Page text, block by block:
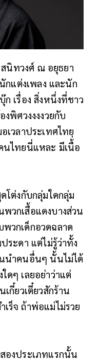
นิทวงศ์ ณ อยุธยา
กแต่งเพลง และนัก
เรื่อง สิ่งหนึ่งที่ชาว
พิศวงงงงวยกับ
เวลาประเทศไทย
นไทยนี่แหละ มีเนื้่อ
โต่งกับกลุ่มใดกลุ่ม
วกเสื้อแดงบางส่วน
วกเด็กอวดฉลาด
ระดา แต่ไม่รู้ว่าทั้ง
นำคนอื่นๆ นั้นไม่ได้
ๆ เลยอย่าว่าแต่
กี๋ยวเตี๋ยวสักร้าน
ร็จ ถ้าพ่อแม่ไม่รวย
องประเภทแรกนั้น